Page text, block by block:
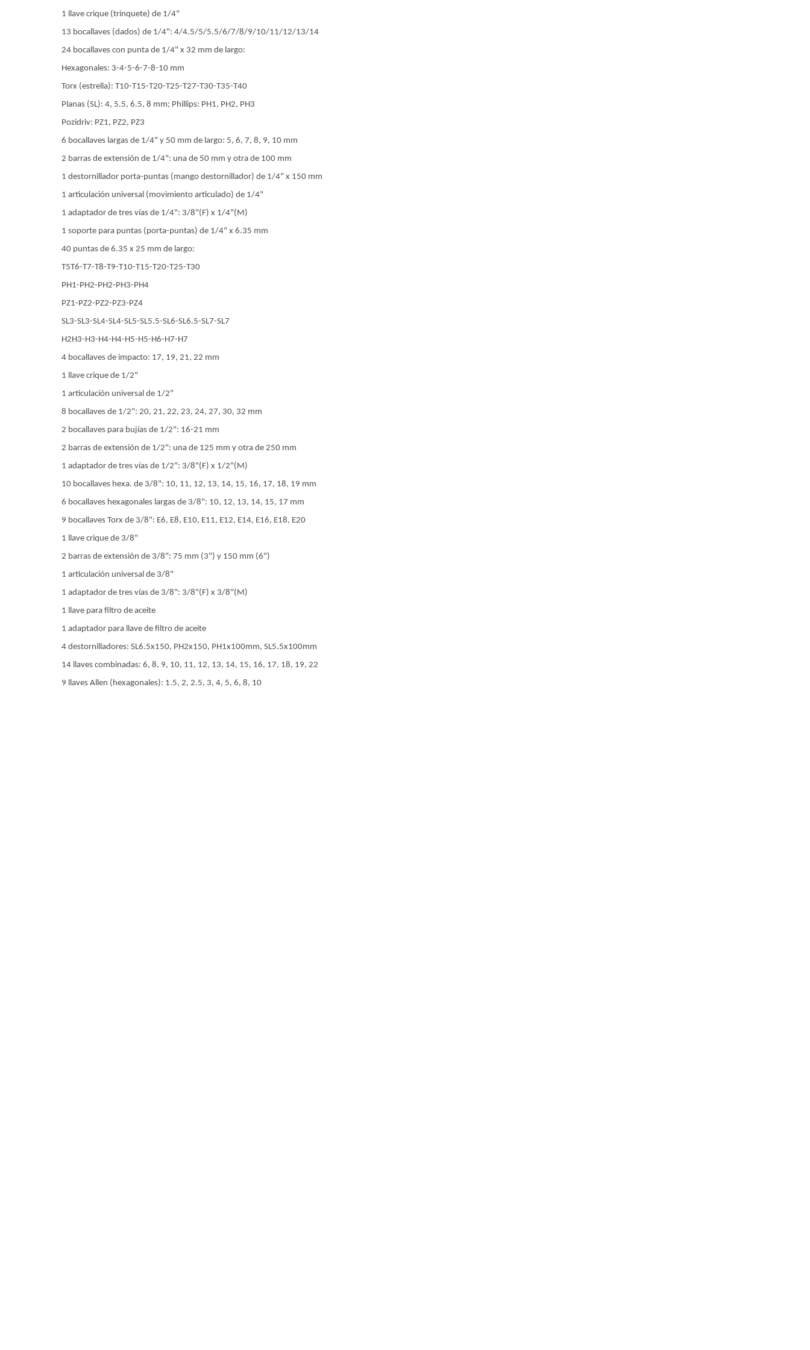
1 llave crique (trinquete) de 1/4"
13 bocallaves (dados) de 1/4": 4/4.5/5/5.5/6/7/8/9/10/11/12/13/14
24 bocallaves con punta de 1/4" x 32 mm de largo:
Hexagonales: 3-4-5-6-7-8-10 mm
Torx (estrella): T10-T15-T20-T25-T27-T30-T35-T40
Planas (SL): 4, 5.5, 6.5, 8 mm; Phillips: PH1, PH2, PH3
Pozidriv: PZ1, PZ2, PZ3
6 bocallaves largas de 1/4" y 50 mm de largo: 5, 6, 7, 8, 9, 10 mm
2 barras de extensión de 1/4": una de 50 mm y otra de 100 mm
1 destornillador porta-puntas (mango destornillador) de 1/4" x 150 mm
1 articulación universal (movimiento articulado) de 1/4"
1 adaptador de tres vías de 1/4": 3/8"(F) x 1/4"(M)
1 soporte para puntas (porta-puntas) de 1/4" x 6.35 mm
40 puntas de 6.35 x 25 mm de largo:
T5T6-T7-T8-T9-T10-T15-T20-T25-T30
PH1-PH2-PH2-PH3-PH4
PZ1-PZ2-PZ2-PZ3-PZ4
SL3-SL3-SL4-SL4-SL5-SL5.5-SL6-SL6.5-SL7-SL7
H2H3-H3-H4-H4-H5-H5-H6-H7-H7
4 bocallaves de impacto: 17, 19, 21, 22 mm
1 llave crique de 1/2"
1 articulación universal de 1/2"
8 bocallaves de 1/2": 20, 21, 22, 23, 24, 27, 30, 32 mm
2 bocallaves para bujías de 1/2": 16-21 mm
2 barras de extensión de 1/2": una de 125 mm y otra de 250 mm
1 adaptador de tres vías de 1/2": 3/8"(F) x 1/2"(M)
10 bocallaves hexa. de 3/8": 10, 11, 12, 13, 14, 15, 16, 17, 18, 19 mm
6 bocallaves hexagonales largas de 3/8": 10, 12, 13, 14, 15, 17 mm
9 bocallaves Torx de 3/8": E6, E8, E10, E11, E12, E14, E16, E18, E20
1 llave crique de 3/8"
2 barras de extensión de 3/8": 75 mm (3") y 150 mm (6")
1 articulación universal de 3/8"
1 adaptador de tres vías de 3/8": 3/8"(F) x 3/8"(M)
1 llave para filtro de aceite
1 adaptador para llave de filtro de aceite
4 destornilladores: SL6.5x150, PH2x150, PH1x100mm, SL5.5x100mm
14 llaves combinadas: 6, 8, 9, 10, 11, 12, 13, 14, 15, 16, 17, 18, 19, 22
9 llaves Allen (hexagonales): 1.5, 2, 2.5, 3, 4, 5, 6, 8, 10